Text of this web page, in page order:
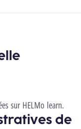
sur HELMo learn.
de